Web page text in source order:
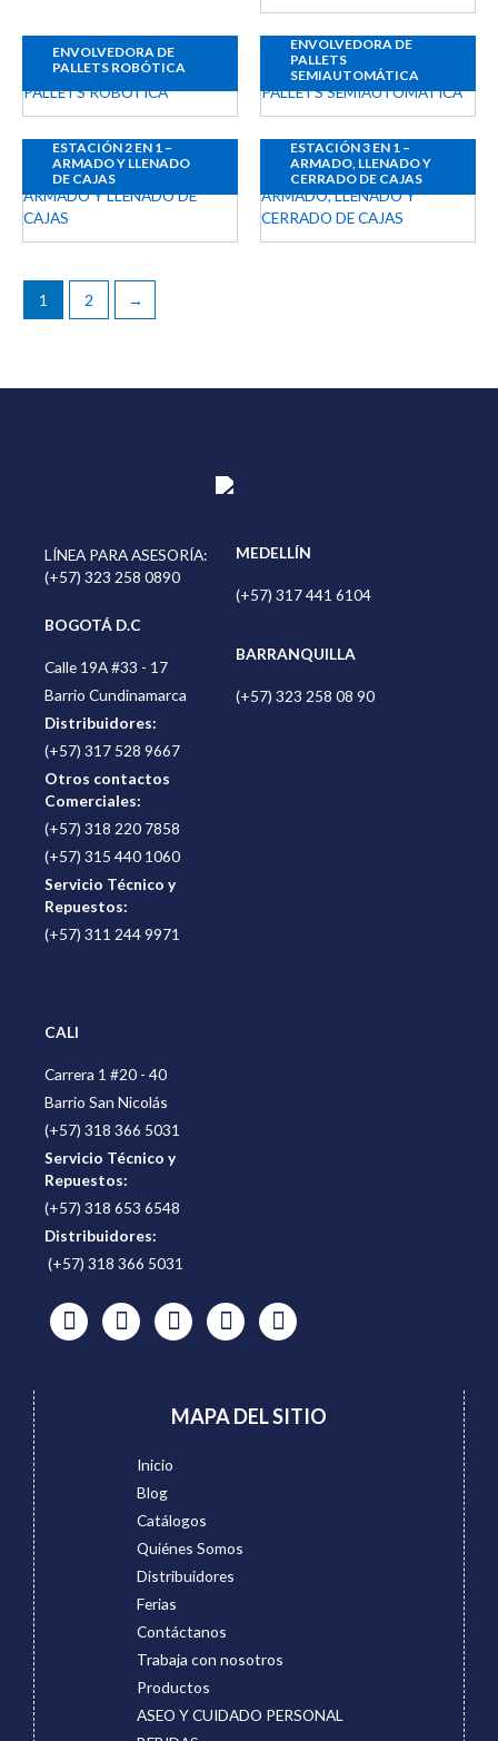
ENVOLVEDORA DE
PALLETS ROBÓTICA
ENVOLVEDORA DE
PALLETS
SEMIAUTOMÁTICA
ESTACIÓN 2 EN 1 –
ARMADO Y LLENADO
DE CAJAS
ESTACIÓN 3 EN 1 –
ARMADO, LLENADO Y
CERRADO DE CAJAS
1 2 →
LÍNEA PARA ASESORÍA:
(+57) 323 258 0890
>
BOGOTÁ D.C
Calle 19A #33 - 17
Barrio Cundinamarca
Distribuidores:
(+57) 317 528 9667
Otros contactos
Comerciales:
(+57) 318 220 7858
(+57) 315 440 1060
Servicio Técnico y
Repuestos:
(+57) 311 244 9971
MEDELLÍN
(+57) 317 441 6104
BARRANQUILLA
(+57) 323 258 08 90
CALI
Carrera 1 #20 - 40
Barrio San Nicolás
(+57) 318 366 5031
Servicio Técnico y
Repuestos:
(+57) 318 653 6548
Distribuidores:
(+57) 318 366 5031
MAPA DEL SITIO
Inicio
Blog
Catálogos
Quiénes Somos
Distribuidores
Ferias
Contáctanos
Trabaja con nosotros
Productos
ASEO Y CUIDADO PERSONAL